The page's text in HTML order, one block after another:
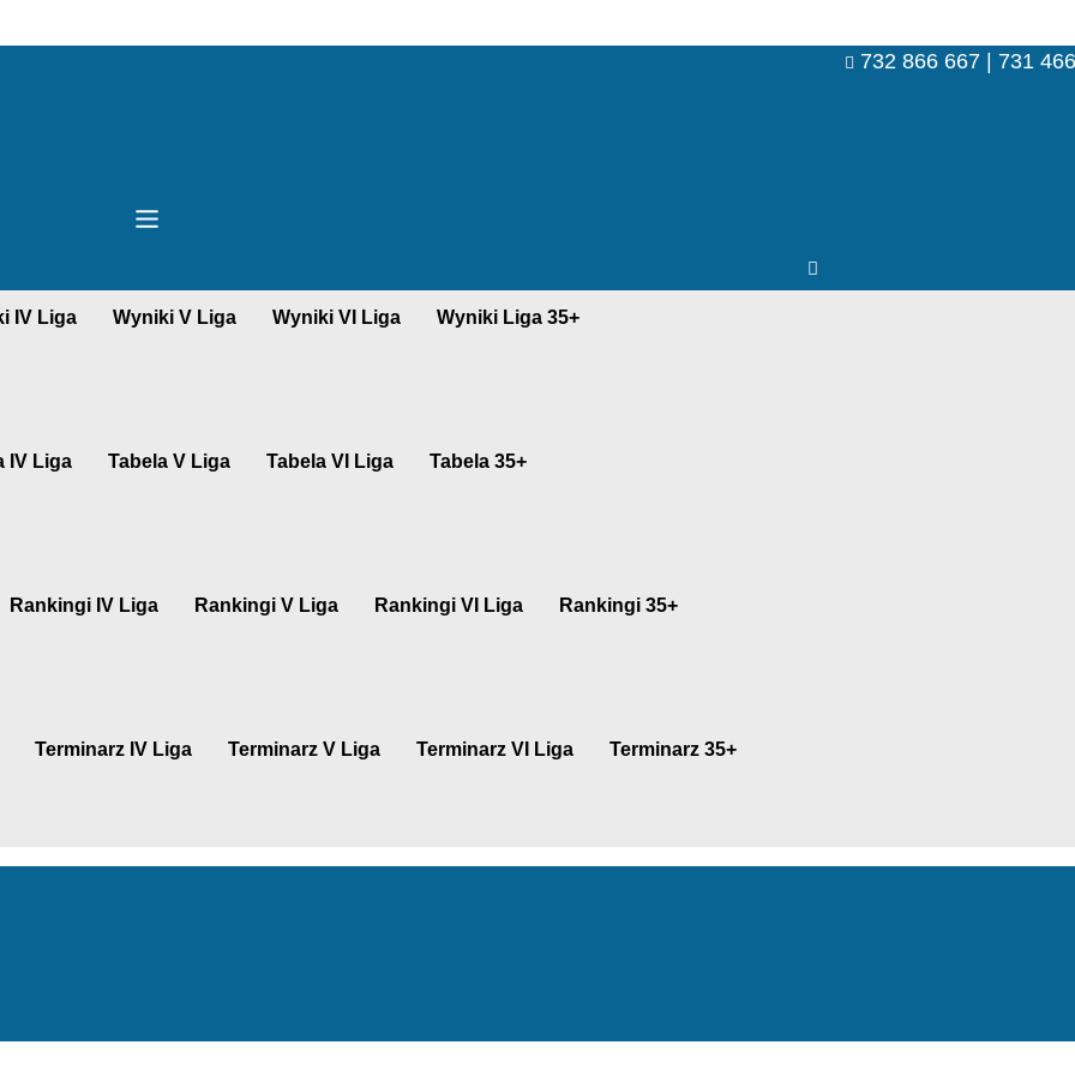
732 866 667 | 731
IV Liga Wyniki V Liga Wyniki VI Liga Wyniki Liga 35+
IV Liga Tabela V Liga Tabela VI Liga Tabela 35+
Rankingi IV Liga Rankingi V Liga Rankingi VI Liga Rankingi 35+
Terminarz IV Liga Terminarz V Liga Terminarz VI Liga Terminarz 35+